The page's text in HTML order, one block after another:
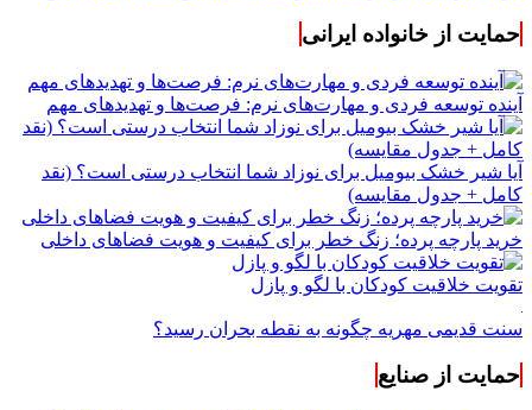
حمایت از خانواده ایرانی
آینده توسعه فردی و مهارت‌های نرم: فرصت‌ها و تهدیدهای مهم
آیا شیر خشک بیومیل برای نوزاد شما انتخاب درستی است؟ (نقد
کامل + جدول مقایسه)
خرید پارچه پرده؛ زنگ خطر برای کیفیت و هویت فضاهای داخلی
تقویت خلاقیت کودکان با لگو و پازل
سنت قدیمی مهریه چگونه به نقطه بحران رسید؟
حمایت از صنایع